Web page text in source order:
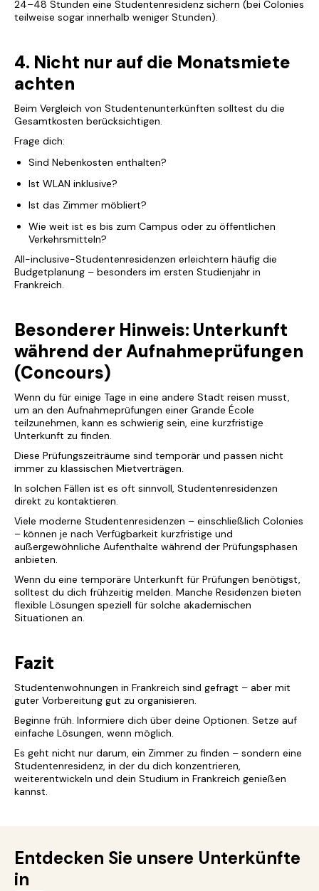
24–48 Stunden eine Studentenresidenz sichern (bei Colonies
teilweise sogar innerhalb weniger Stunden).
4. Nicht nur auf die Monatsmiete
achten
Beim Vergleich von Studentenunterkünften solltest du die
Gesamtkosten berücksichtigen.
Frage dich:
Sind Nebenkosten enthalten?
Ist WLAN inklusive?
Ist das Zimmer möbliert?
Wie weit ist es bis zum Campus oder zu öffentlichen
Verkehrsmitteln?
All-inclusive-Studentenresidenzen erleichtern häufig die
Budgetplanung – besonders im ersten Studienjahr in
Frankreich.
Besonderer Hinweis: Unterkunft
während der Aufnahmeprüfungen
(Concours)
Wenn du für einige Tage in eine andere Stadt reisen musst,
um an den Aufnahmeprüfungen einer Grande École
teilzunehmen, kann es schwierig sein, eine kurzfristige
Unterkunft zu finden.
Diese Prüfungszeiträume sind temporär und passen nicht
immer zu klassischen Mietverträgen.
In solchen Fällen ist es oft sinnvoll, Studentenresidenzen
direkt zu kontaktieren.
Viele moderne Studentenresidenzen – einschließlich Colonies
– können je nach Verfügbarkeit kurzfristige und
außergewöhnliche Aufenthalte während der Prüfungsphasen
anbieten.
Wenn du eine temporäre Unterkunft für Prüfungen benötigst,
solltest du dich frühzeitig melden. Manche Residenzen bieten
flexible Lösungen speziell für solche akademischen
Situationen an.
Fazit
Studentenwohnungen in Frankreich sind gefragt – aber mit
guter Vorbereitung gut zu organisieren.
Beginne früh. Informiere dich über deine Optionen. Setze auf
einfache Lösungen, wenn möglich.
Es geht nicht nur darum, ein Zimmer zu finden – sondern eine
Studentenresidenz, in der du dich konzentrieren,
weiterentwickeln und dein Studium in Frankreich genießen
kannst.
Entdecken Sie unsere Unterkünfte
in